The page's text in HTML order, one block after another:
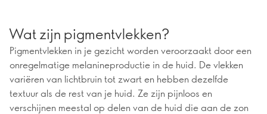
Wat zijn pigmentvlekken?
Pigmentvlekken in je gezicht worden veroorzaakt door een
onregelmatige melanineproductie in de huid. De vlekken
variëren van lichtbruin tot zwart en hebben dezelfde
textuur als de rest van je huid. Ze zijn pijnloos en
verschijnen meestal op delen van de huid die aan de zon